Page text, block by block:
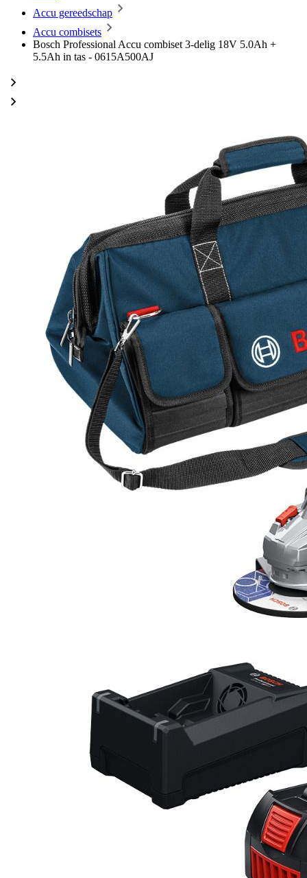
Accu gereedschap
Accu combisets
Bosch Professional Accu combiset 3-delig 18V 5.0Ah +
5.5Ah in tas - 0615A500AJ